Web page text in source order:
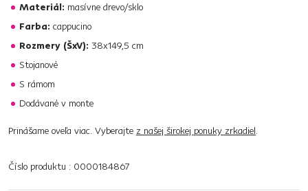
Materiál: masívne drevo/sklo
Farba: cappucino
Rozmery (ŠxV): 38x149,5 cm
Stojanové
S rámom
Dodávané v monte
Prinášame oveľa viac. Vyberajte z našej širokej ponuky zrkadiel.
Číslo produktu : 0000184867